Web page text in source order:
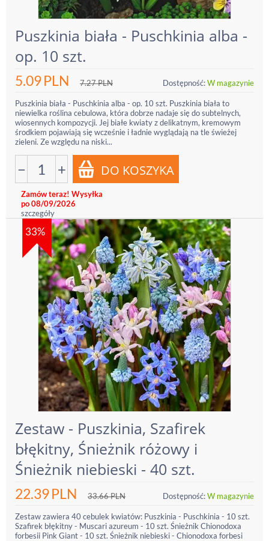
Puszkinia biała - Puschkinia alba -
op. 10 szt.
5.09PLN 7.27PLN Dostępność:W magazynie
Puszkinia biała - Puschkinia alba - op. 10 szt. Puszkinia biała to
niewielka roślina cebulowa, która dobrze nadaje się do subtelnych,
wiosennych kompozycji. Jej białe kwiaty z delikatnym, kremowym
środkiem pojawiają się wcześnie i ładnie wyglądają na tle świeżej
zieleni. Ze względu na niski...
− +
Zamów teraz! Wysyłka
po 08/09/2026
szczegóły
33%
Zestaw - Puszkinia, Szafirek
błękitny, Śnieżnik różowy i
Śnieżnik niebieski - 40 szt.
22.39PLN 33.66PLN Dostępność:W magazynie
Zestaw zawiera 40 cebulek kwiatów: Puszkinia - Puschkinia - 10 szt.
Szafirek błękitny - Muscari azureum - 10 szt. Śnieżnik Chionodoxa
forbesii Pink Giant - 10 szt. Śnieżnik niebieski - Chionodoxa forbesi